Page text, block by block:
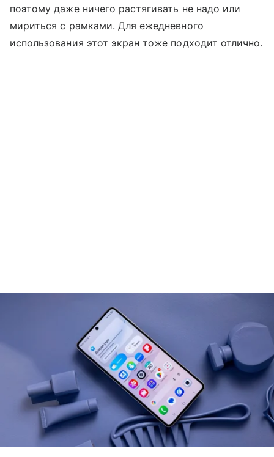
поэтому даже ничего растягивать не надо или
мириться с рамками. Для ежедневного
использования этот экран тоже подходит отлично.